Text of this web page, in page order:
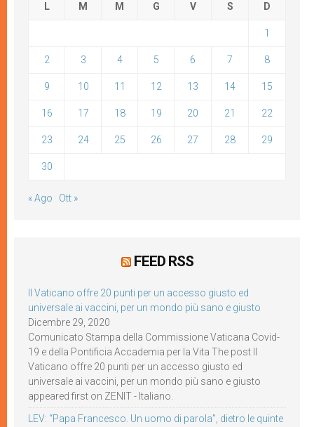
L M M G V S D
1
2 3 4 5 6 7 8
9 10 11 12 13 14 15
16 17 18 19 20 21 22
23 24 25 26 27 28 29
30
« Ago Ott »
FEED RSS
Il Vaticano offre 20 punti per un accesso giusto ed
universale ai vaccini, per un mondo più sano e giusto
Dicembre 29, 2020
Comunicato Stampa della Commissione Vaticana Covid-
19 e della Pontificia Accademia per la Vita The post Il
Vaticano offre 20 punti per un accesso giusto ed
universale ai vaccini, per un mondo più sano e giusto
appeared first on ZENIT - Italiano.
LEV: “Papa Francesco. Un uomo di parola”, dietro le quinte